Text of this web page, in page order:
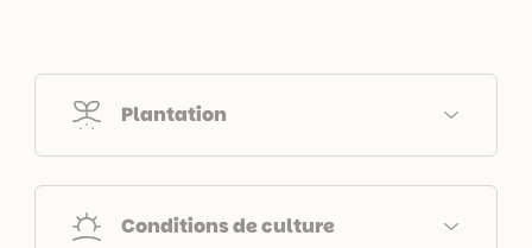
Plantation
Conditions de culture